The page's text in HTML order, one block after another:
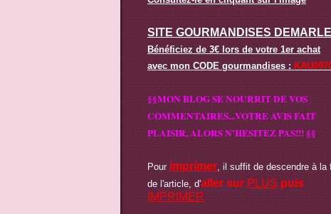
SITE GOURMANDISES DEMARLE
Bénéficiez de 3€ lors de votre 1er achat
avec mon CODE gourmandises :
§§MON BLOG SE NOURRIT DE VOS
COMMENTAIRES...VOTRE AVIS FAIT
PLAISIR, ALORS N'HESITEZ PAS!!! §§
Pour imprimer, il suffit de descendre à la
de l'article, d'aller sur PLUS puis
IMPRIMER